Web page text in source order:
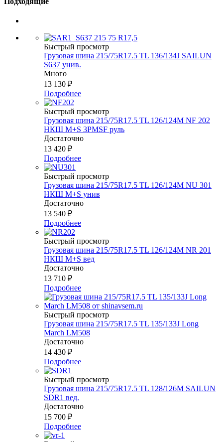
Быстрый просмотр
Грузовая шина 215/75R17.5 TL 136/134J SAILUN
S637 унив.
Много
13 130 ₽
Подробнее
Быстрый просмотр
Грузовая шина 215/75R17.5 ТL 126/124M NF 202
НКШ M+S 3PMSF руль
Достаточно
13 420 ₽
Подробнее
Быстрый просмотр
Грузовая шина 215/75R17.5 ТL 126/124M NU 301
НКШ M+S унив
Достаточно
13 540 ₽
Подробнее
Быстрый просмотр
Грузовая шина 215/75R17.5 ТL 126/124M NR 201
НКШ M+S вед
Достаточно
13 710 ₽
Подробнее
Быстрый просмотр
Грузовая шина 215/75R17.5 TL 135/133J Long
March LM508
Достаточно
14 430 ₽
Подробнее
Быстрый просмотр
Грузовая шина 215/75R17.5 TL 128/126M SAILUN
SDR1 вед.
Достаточно
15 700 ₽
Подробнее